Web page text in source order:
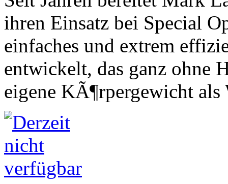
ihren Einsatz bei Special
einfaches und extrem
entwickelt, das ganz ohne
eigene KÃ¶rpergewicht als